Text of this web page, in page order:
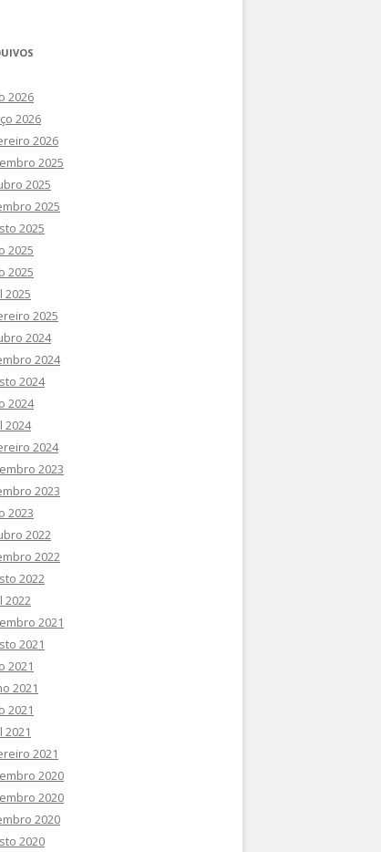
E NAS POLÍTICAS
CONGRESSO INTERNACIONAL –
CONGRESSO INTERNACIONAL –
(2021)
2026
2026
2026
2025
2025
2025
2025
2025
2025
2025
2025
2024
2024
2024
2024
2024
2024
2023
2023
2023
2022
2022
2022
2022
2021
2021
2021
2021
2021
2021
2021
2020
2020
2020
2020